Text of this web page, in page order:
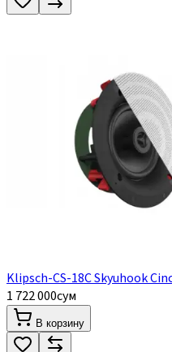
Klipsch-CS-18C Skyuhook
1 722 000сум
В корзину